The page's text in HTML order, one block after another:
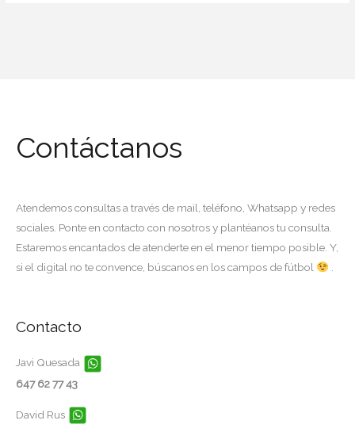
Contáctanos
Atendemos consultas a través de mail, teléfono, Whatsapp y redes
sociales. Ponte en contacto con nosotros y plantéanos tu consulta.
Estaremos encantados de atenderte en el menor tiempo posible. Y,
si el digital no te convence, búscanos en los campos de fútbol
Contacto
Javi Quesada
647 62 77 43
David Rus